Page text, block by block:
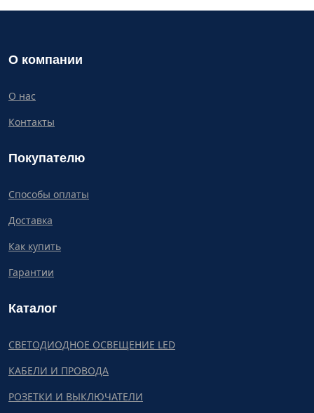
О компании
О нас
Контакты
Покупателю
Способы оплаты
Доставка
Как купить
Гарантии
Каталог
СВЕТОДИОДНОЕ ОСВЕЩЕНИЕ LED
КАБЕЛИ И ПРОВОДА
РОЗЕТКИ И ВЫКЛЮЧАТЕЛИ